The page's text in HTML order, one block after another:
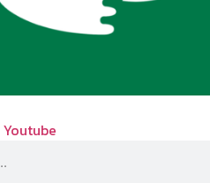
Youtube